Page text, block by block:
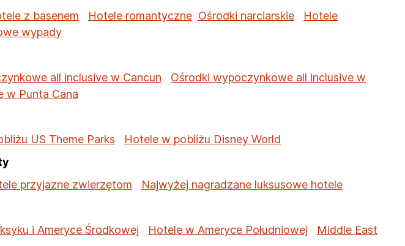
z basenem Hotele romantyczne Ośrodki narciarskie
Hotele
wypady
all inclusive w Cancun
Ośrodki wypoczynkowe all inclusive w
w Punta Cana
US Theme Parks
Hotele w pobliżu Disney World
przyjazne zwierzętom
Najwyżej nagradzane luksusowe hotele
i Ameryce Środkowej Hotele w Ameryce Południowej
Middle East